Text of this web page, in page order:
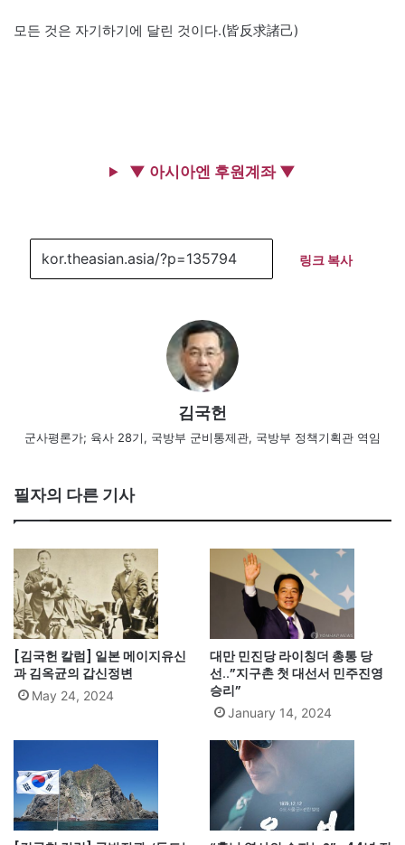
모든 것은 자기하기에 달린 것이다.(皆反求諸己)
▼ 아시아엔 후원계좌 ▼
링크 복사
김국헌
군사평론가; 육사 28기, 국방부 군비통제관, 국방부 정책기획관 역임
필자의 다른 기사
[김국헌 칼럼] 일본 메이지유신
과 김옥균의 갑신정변
May 24, 2024
대만 민진당 라이칭더 총통 당
선..”지구촌 첫 대선서 민주진영
승리”
January 14, 2024